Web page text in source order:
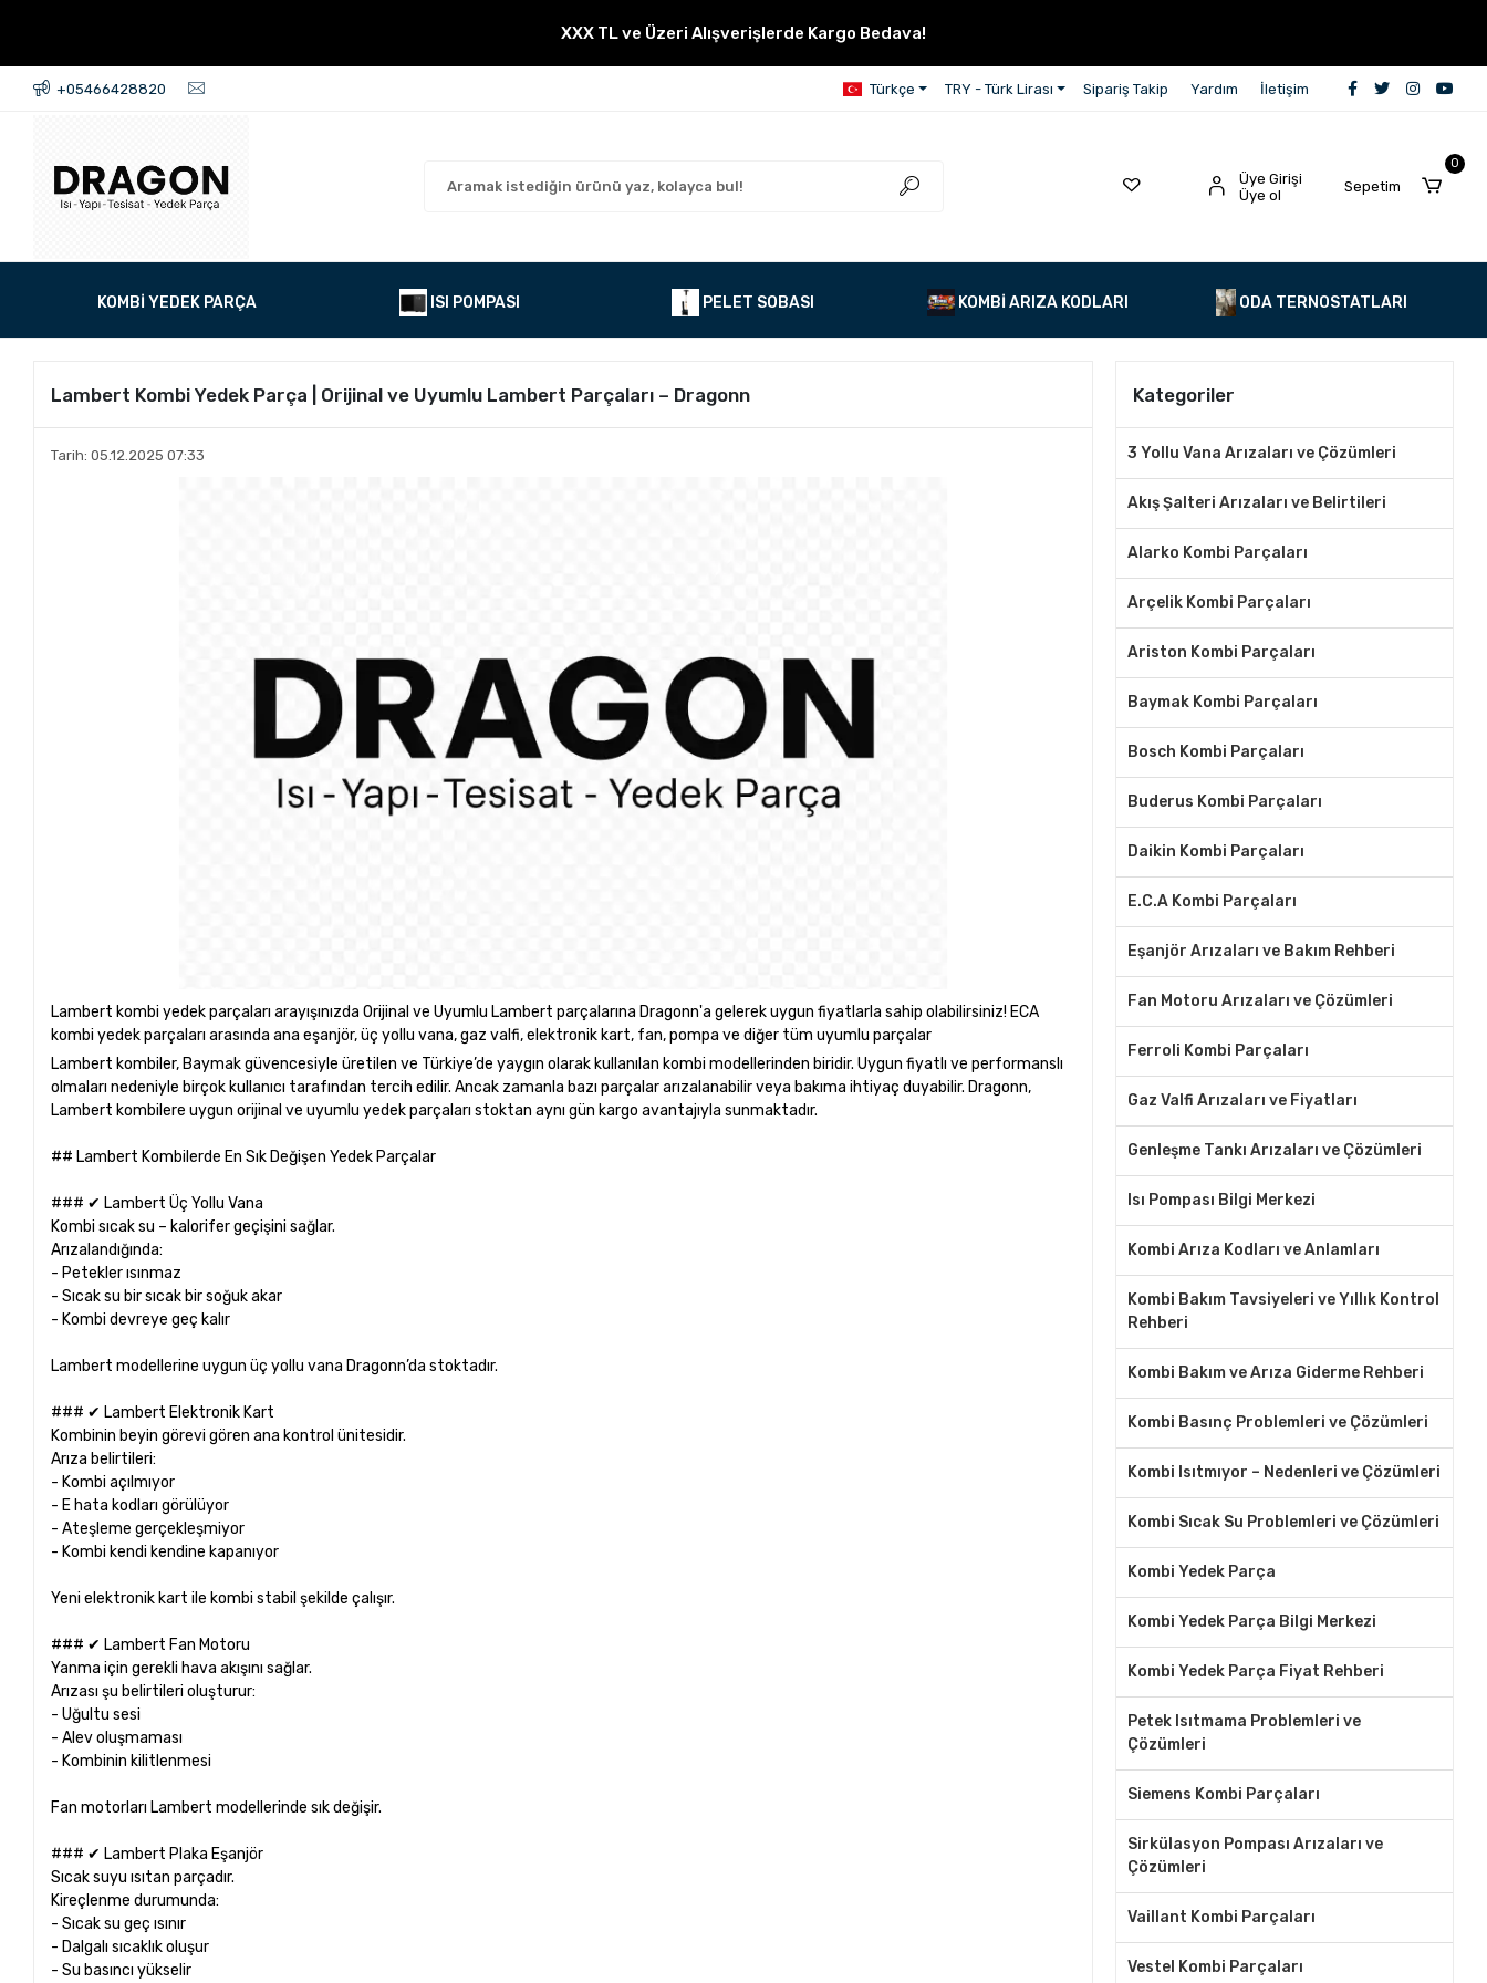
XXX TL ve Üzeri Alışverişlerde Kargo Bedava!
+05466428820 Türkçe TRY - Türk Lirası Sipariş Takip Yardım İletişim
Üye Girişi
Üye ol
Sepetim
0
KOMBİ YEDEK PARÇA ISI POMPASI PELET SOBASI KOMBİ ARIZA KODLARI ODA TERNOSTATLARI
Lambert Kombi Yedek Parça | Orijinal ve Uyumlu Lambert Parçaları – Dragonn
Tarih: 05.12.2025 07:33
Lambert kombi yedek parçaları arayışınızda Orijinal ve Uyumlu Lambert parçalarına Dragonn'a gelerek uygun fiyatlarla sahip olabilirsiniz! ECA
kombi yedek parçaları arasında ana eşanjör, üç yollu vana, gaz valfi, elektronik kart, fan, pompa ve diğer tüm uyumlu parçalar
Lambert kombiler, Baymak güvencesiyle üretilen ve Türkiye’de yaygın olarak kullanılan kombi modellerinden biridir. Uygun fiyatlı ve performanslı
olmaları nedeniyle birçok kullanıcı tarafından tercih edilir. Ancak zamanla bazı parçalar arızalanabilir veya bakıma ihtiyaç duyabilir. Dragonn,
Lambert kombilere uygun orijinal ve uyumlu yedek parçaları stoktan aynı gün kargo avantajıyla sunmaktadır.
## Lambert Kombilerde En Sık Değişen Yedek Parçalar
### ✔ Lambert Üç Yollu Vana
Kombi sıcak su – kalorifer geçişini sağlar.
Arızalandığında:
- Petekler ısınmaz
- Sıcak su bir sıcak bir soğuk akar
- Kombi devreye geç kalır
Lambert modellerine uygun üç yollu vana Dragonn’da stoktadır.
### ✔ Lambert Elektronik Kart
Kombinin beyin görevi gören ana kontrol ünitesidir.
Arıza belirtileri:
- Kombi açılmıyor
- E hata kodları görülüyor
- Ateşleme gerçekleşmiyor
- Kombi kendi kendine kapanıyor
Yeni elektronik kart ile kombi stabil şekilde çalışır.
### ✔ Lambert Fan Motoru
Yanma için gerekli hava akışını sağlar.
Arızası şu belirtileri oluşturur:
- Uğultu sesi
- Alev oluşmaması
- Kombinin kilitlenmesi
Fan motorları Lambert modellerinde sık değişir.
### ✔ Lambert Plaka Eşanjör
Sıcak suyu ısıtan parçadır.
Kireçlenme durumunda:
- Sıcak su geç ısınır
- Dalgalı sıcaklık oluşur
- Su basıncı yükselir
Kategoriler
3 Yollu Vana Arızaları ve Çözümleri
Akış Şalteri Arızaları ve Belirtileri
Alarko Kombi Parçaları
Arçelik Kombi Parçaları
Ariston Kombi Parçaları
Baymak Kombi Parçaları
Bosch Kombi Parçaları
Buderus Kombi Parçaları
Daikin Kombi Parçaları
E.C.A Kombi Parçaları
Eşanjör Arızaları ve Bakım Rehberi
Fan Motoru Arızaları ve Çözümleri
Ferroli Kombi Parçaları
Gaz Valfi Arızaları ve Fiyatları
Genleşme Tankı Arızaları ve Çözümleri
Isı Pompası Bilgi Merkezi
Kombi Arıza Kodları ve Anlamları
Kombi Bakım Tavsiyeleri ve Yıllık Kontrol
Rehberi
Kombi Bakım ve Arıza Giderme Rehberi
Kombi Basınç Problemleri ve Çözümleri
Kombi Isıtmıyor – Nedenleri ve Çözümleri
Kombi Sıcak Su Problemleri ve Çözümleri
Kombi Yedek Parça
Kombi Yedek Parça Bilgi Merkezi
Kombi Yedek Parça Fiyat Rehberi
Petek Isıtmama Problemleri ve
Çözümleri
Siemens Kombi Parçaları
Sirkülasyon Pompası Arızaları ve
Çözümleri
Vaillant Kombi Parçaları
Vestel Kombi Parçaları